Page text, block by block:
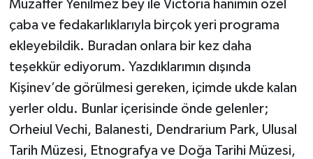
Muzaffer Yenilmez bey ile Victoria hanımın özel
çaba ve fedakarlıklarıyla birçok yeri programa
ekleyebildik. Buradan onlara bir kez daha
teşekkür ediyorum. Yazdıklarımın dışında
Kişinev’de görülmesi gereken, içimde ukde kalan
yerler oldu. Bunlar içerisinde önde gelenler;
Orheiul Vechi, Balanesti, Dendrarium Park, Ulusal
Tarih Müzesi, Etnografya ve Doğa Tarihi Müzesi,